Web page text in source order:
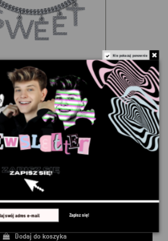
Sweet Life
334,99 zł
Dodaj do koszyka
Nie pokazuj ponownie
Zapisz się!